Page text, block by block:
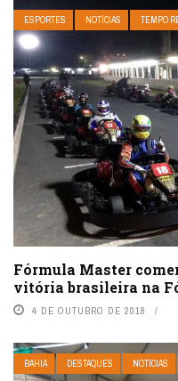
ESPORTES NOTÍCIAS TEMPO
Fórmula Master
vitória brasileira na
4 DE OUTUBRO DE 2018
BAHIA DESTAQUES NOTÍCIAS